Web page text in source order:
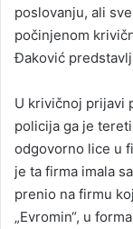
poslovanju, ali
počinjenom
Đaković
U krivičnoj prijavi
policija ga je
odgovorno lice u
je ta firma imala
prenio na firmu
„Evromin“, u